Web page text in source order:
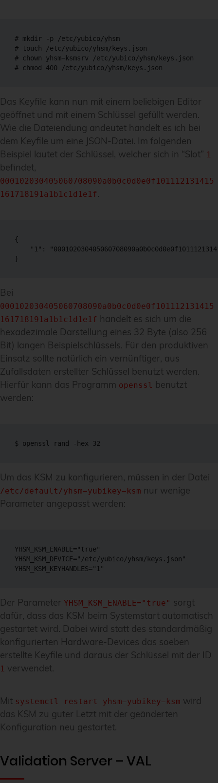
# mkdir -p /etc/yubico/yhsm
# touch /etc/yubico/yhsm/keys.json
# chown yhsm−ksmsrv /etc/yubico/yhsm/keys.json
# chmod 400 /etc/yubico/yhsm/keys.json
Das Keyfile kann nun mit einem beliebigen Editor
geöffnet und mit einem Schlüssel gefüllt werden.
Wie die Dateiendung andeutet handelt es ich bei
dem Keyfile um eine JSON-Datei. Im folgenden
Beispiel lautet der Schlüssel, welcher sich in “Slot” 1
befindet,
000102030405060708090a0b0c0d0e0f101112131415
161718191a1b1c1d1e1f.
{
"1":
}
Bei
000102030405060708090a0b0c0d0e0f101112131415
161718191a1b1c1d1e1f handelt es sich um die
hexadezimale Darstellung eines 32 Byte (also 256
Bit) langen Beispielschlüssels. Für den produktiven
Einsatz sollte natürlich ein vernünftiger, aus
Zufallsdaten erstellter Schlüssel benutzt werden.
Hierfür kann das Programm openssl benutzt
werden:
$ openssl rand -hex 32
Um das KSM zu konfigurieren, müssen in der Datei
/etc/default/yhsm−yubikey−ksm nur wenige
Parameter angepasst werden:
YHSM_KSM_ENABLE="true"
YHSM_KSM_DEVICE="/etc/yubico/yhsm/keys.json"
YHSM_KSM_KEYHANDLES="1"
Der Parameter YHSM_KSM_ENABLE="true" sorgt
dafür, dass das KSM beim Systemstart automatisch
gestartet wird. Dabei wird statt des standardmäßig
konfigurierten Hardware-Devices das soeben
erstellte Keyfile und daraus der Schlüssel mit der ID
1 verwendet.
Mit systemctl restart yhsm−yubikey−ksm wird
das KSM zu guter Letzt mit der geänderten
Konfiguration neu gestartet.
Validation Server – VAL